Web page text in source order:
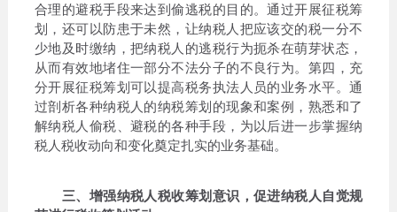
合理的避税手段来达到偷逃税的目的。通过开展征税筹
划，还可以防患于未然，让纳税人把应该交的税一分不
少地及时缴纳，把纳税人的逃税行为扼杀在萌芽状态，
从而有效地堵住一部分不法分子的不良行为。第四，充
分开展征税筹划可以提高税务执法人员的业务水平。通
过剖析各种纳税人的纳税筹划的现象和案例，熟悉和了
解纳税人偷税、避税的各种手段，为以后进一步掌握纳
税人税收动向和变化奠定扎实的业务基础。
三、增强纳税人税收筹划意识，促进纳税人自觉规